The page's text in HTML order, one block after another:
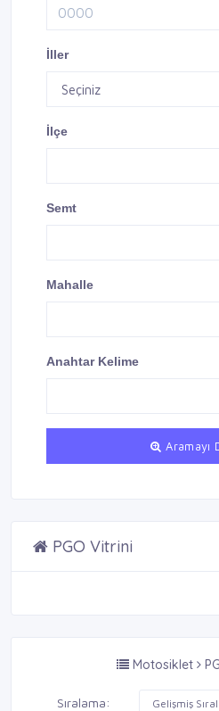
İller
İlçe
Semt
Mahalle
Anahtar Kelime
Aramayı
PGO Vitrini
Motosiklet
Sıralama: